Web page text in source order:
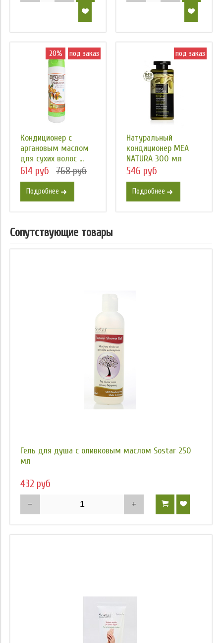
20% под заказ
Кондиционер с
аргановым маслом
для сухих волос ...
614 руб 768 руб
Подробнее
под заказ
Натуральный
кондиционер MEA
NATURA 300 мл
546 руб
Подробнее
Сопутствующие товары
Гель для душа с оливковым маслом Sostar 250
мл
432 руб